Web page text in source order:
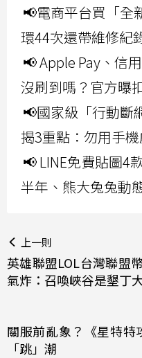
📢電商平台買「全
環44次還帶維修紀
📢 Apple Pay、信
沒刷到嗎？官方曝
📢國家級「行動斷
揭3重點：勿用手
📢 LINE免費貼圖4
半年、熊大兔兔動
上一則
英雄聯盟LOL台灣聯盟
氣炸：召喚峽谷是墾丁
關服前亂象？《星特
「跳」潮